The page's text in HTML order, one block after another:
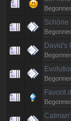
Schöne
David's
Favorit